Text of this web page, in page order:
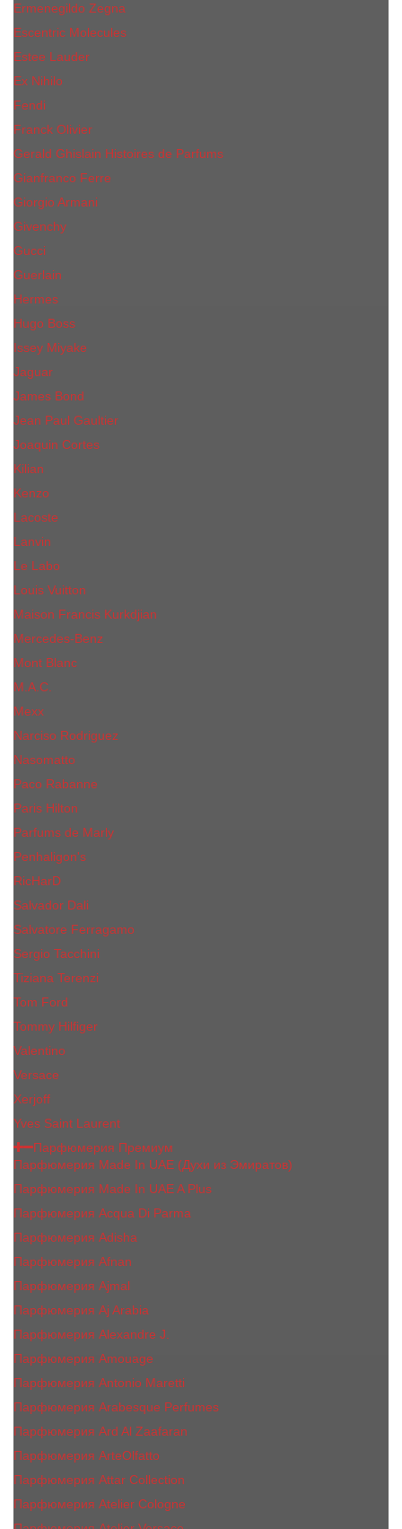
Ermenegildo Zegna
Escentric Molecules
Еsteе Lаudеr
Ex Nihilo
Fendi
Franck Olivier
Gerald Ghislain Histoires de Parfums
Gianfranco Ferre
Giorgio Armani
Givenchy
Gucci
Guerlain
Hermes
Hugo Boss
Issey Miyake
Jaguar
James Bond
Jean Paul Gaultier
Joaquin Сortes
Kilian
Kenzo
Lacoste
Lanvin
Le Labo
Louis Vuitton
Maison Francis Kurkdjian
Mercedes-Benz
Mont Blanc
M.А.C.
Mexx
Narciso Rodriguez
Nasomatto
Paco Rabanne
Paris Hilton
Parfums de Marly
Penhaligon​'s
RicHarD
Salvador Dali
Salvatore Ferragamo
Sergio Tacchini
Tiziana Terenzi
Tom Ford
Tommy Hilfiger
Valentino
Versace
Xerjoff
Yves Saint Laurent
Парфюмерия Премиум
Парфюмерия Made In UAE (Духи из Эмиратов)
Парфюмерия Made In UAE A Plus
Парфюмерия Acqua Di Parma
Парфюмерия Adisha
Парфюмерия Afnan
Парфюмерия Ajmal
Парфюмерия Aj Arabia
Парфюмерия Alexandre J.
Парфюмерия Amouage
Парфюмерия Antonio Maretti
Парфюмерия Arabesque Perfumes
Парфюмерия Ard Al Zaafaran
Парфюмерия ArteOlfatto
Парфюмерия Attar Collection
Парфюмерия Atelier Cologne